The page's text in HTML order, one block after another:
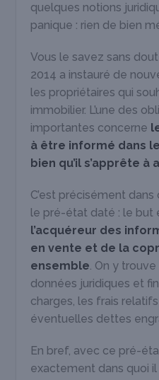
quelques notions
panique : rien de bien
Vous le savez sans
2014 a instauré de
les propriétaires qui
immobilier. L’une des
importantes concerne
à être informé dans
bien qu’il s’apprête à
C’est précisément
le pré-état daté : le but
l’acquéreur des
en vente et de la
ensemble. On y
données juridiques et
charges, les frais
éventuelles dettes
En bref, avec ce pré-
exactement dans quoi il